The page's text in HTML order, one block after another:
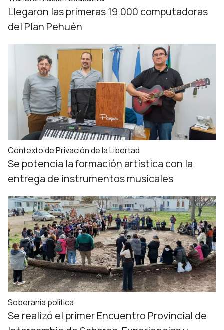
Llegaron las primeras 19.000 computadoras
del Plan Pehuén
Contexto de Privación de la Libertad
Se potencia la formación artística con la
entrega de instrumentos musicales
Soberanía política
Se realizó el primer Encuentro Provincial de